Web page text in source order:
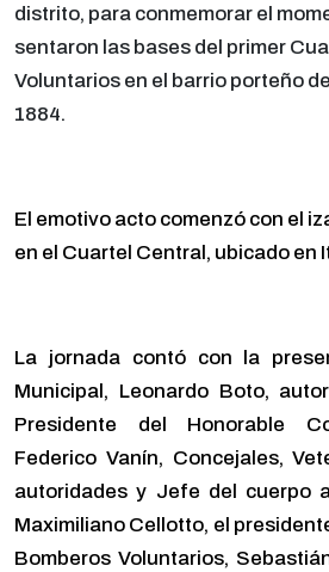
distrito, para conmemorar el
sentaron las bases del primer
Voluntarios en el barrio porteño
1884.
El emotivo acto comenzó con el
en el Cuartel Central, ubicado en
La jornada contó con la
Municipal, Leonardo Boto,
Presidente del Honorable
Federico Vanín, Concejales,
autoridades y Jefe del cuerpo
Maximiliano Cellotto, el
Bomberos Voluntarios,